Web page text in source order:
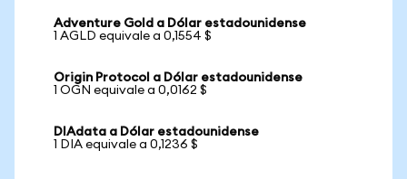
Adventure Gold a Dólar estadounidense
1 AGLD equivale a 0,1554 $
Origin Protocol a Dólar estadounidense
1 OGN equivale a 0,0162 $
DIAdata a Dólar estadounidense
1 DIA equivale a 0,1236 $